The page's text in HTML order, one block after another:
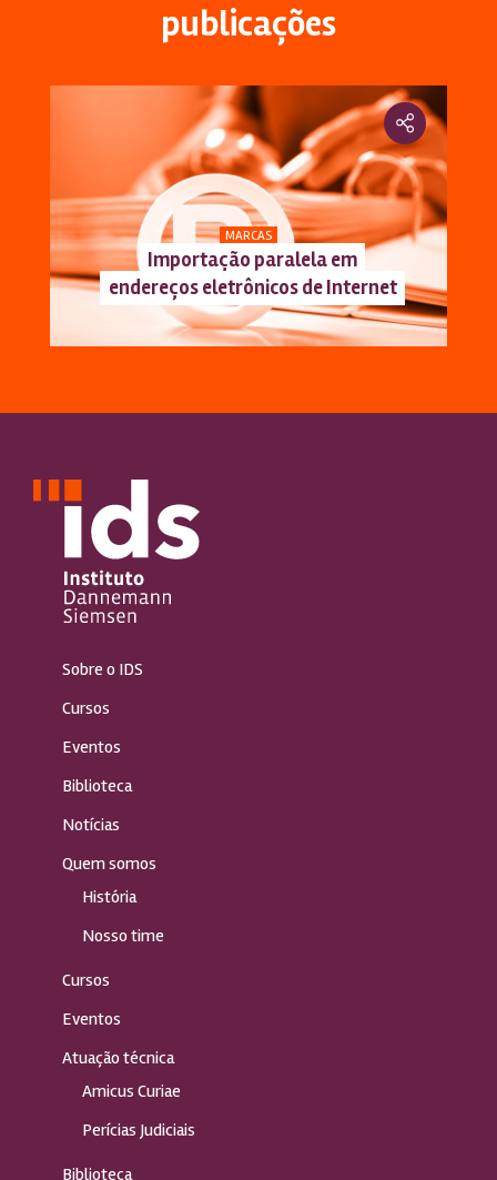
publicações
MARCAS
Importação paralela em
endereços eletrônicos de Internet
Sobre o IDS
Cursos
Eventos
Biblioteca
Notícias
Quem somos
História
Nosso time
Cursos
Eventos
Atuação técnica
Amicus Curiae
Perícias Judiciais
Biblioteca